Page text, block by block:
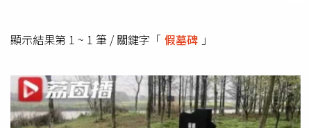
顯示結果第 1 ~ 1 筆 / 關鍵字「 假墓碑 」